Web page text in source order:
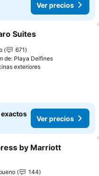
Ver precios
a favoritos
Suites
671
de: Playa Delfines
exterioresVer precios
Ver precios
a favoritos
by Marriott
144